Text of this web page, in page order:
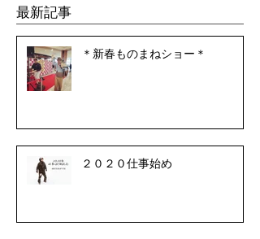
最新記事
＊新春ものまねショー＊
２０２０仕事始め